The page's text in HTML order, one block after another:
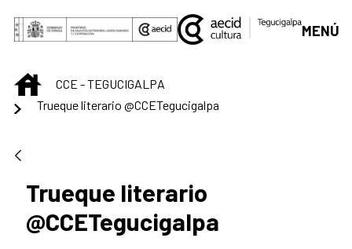
Saltar al contenido principal
MENÚ
INICIOCCE - TEGUCIGALPA
Trueque literario @CCETegucigalpa
Trueque literario
@CCETegucigalpa